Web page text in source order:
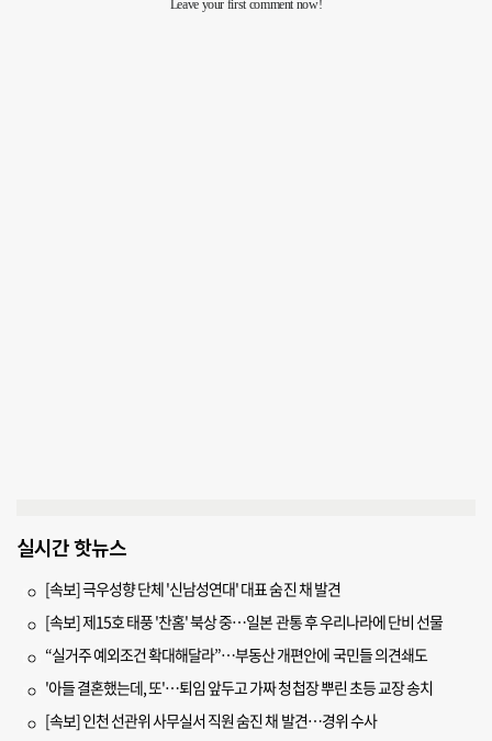
실시간 핫뉴스
[속보] 극우성향 단체 '신남성연대' 대표 숨진 채 발견
[속보] 제15호 태풍 '찬홈' 북상 중…일본 관통 후 우리나라에 단비 선물
“실거주 예외조건 확대해달라”…부동산 개편안에 국민들 의견쇄도
'아들 결혼했는데, 또'…퇴임 앞두고 가짜 청첩장 뿌린 초등 교장 송치
[속보] 인천 선관위 사무실서 직원 숨진 채 발견…경위 수사